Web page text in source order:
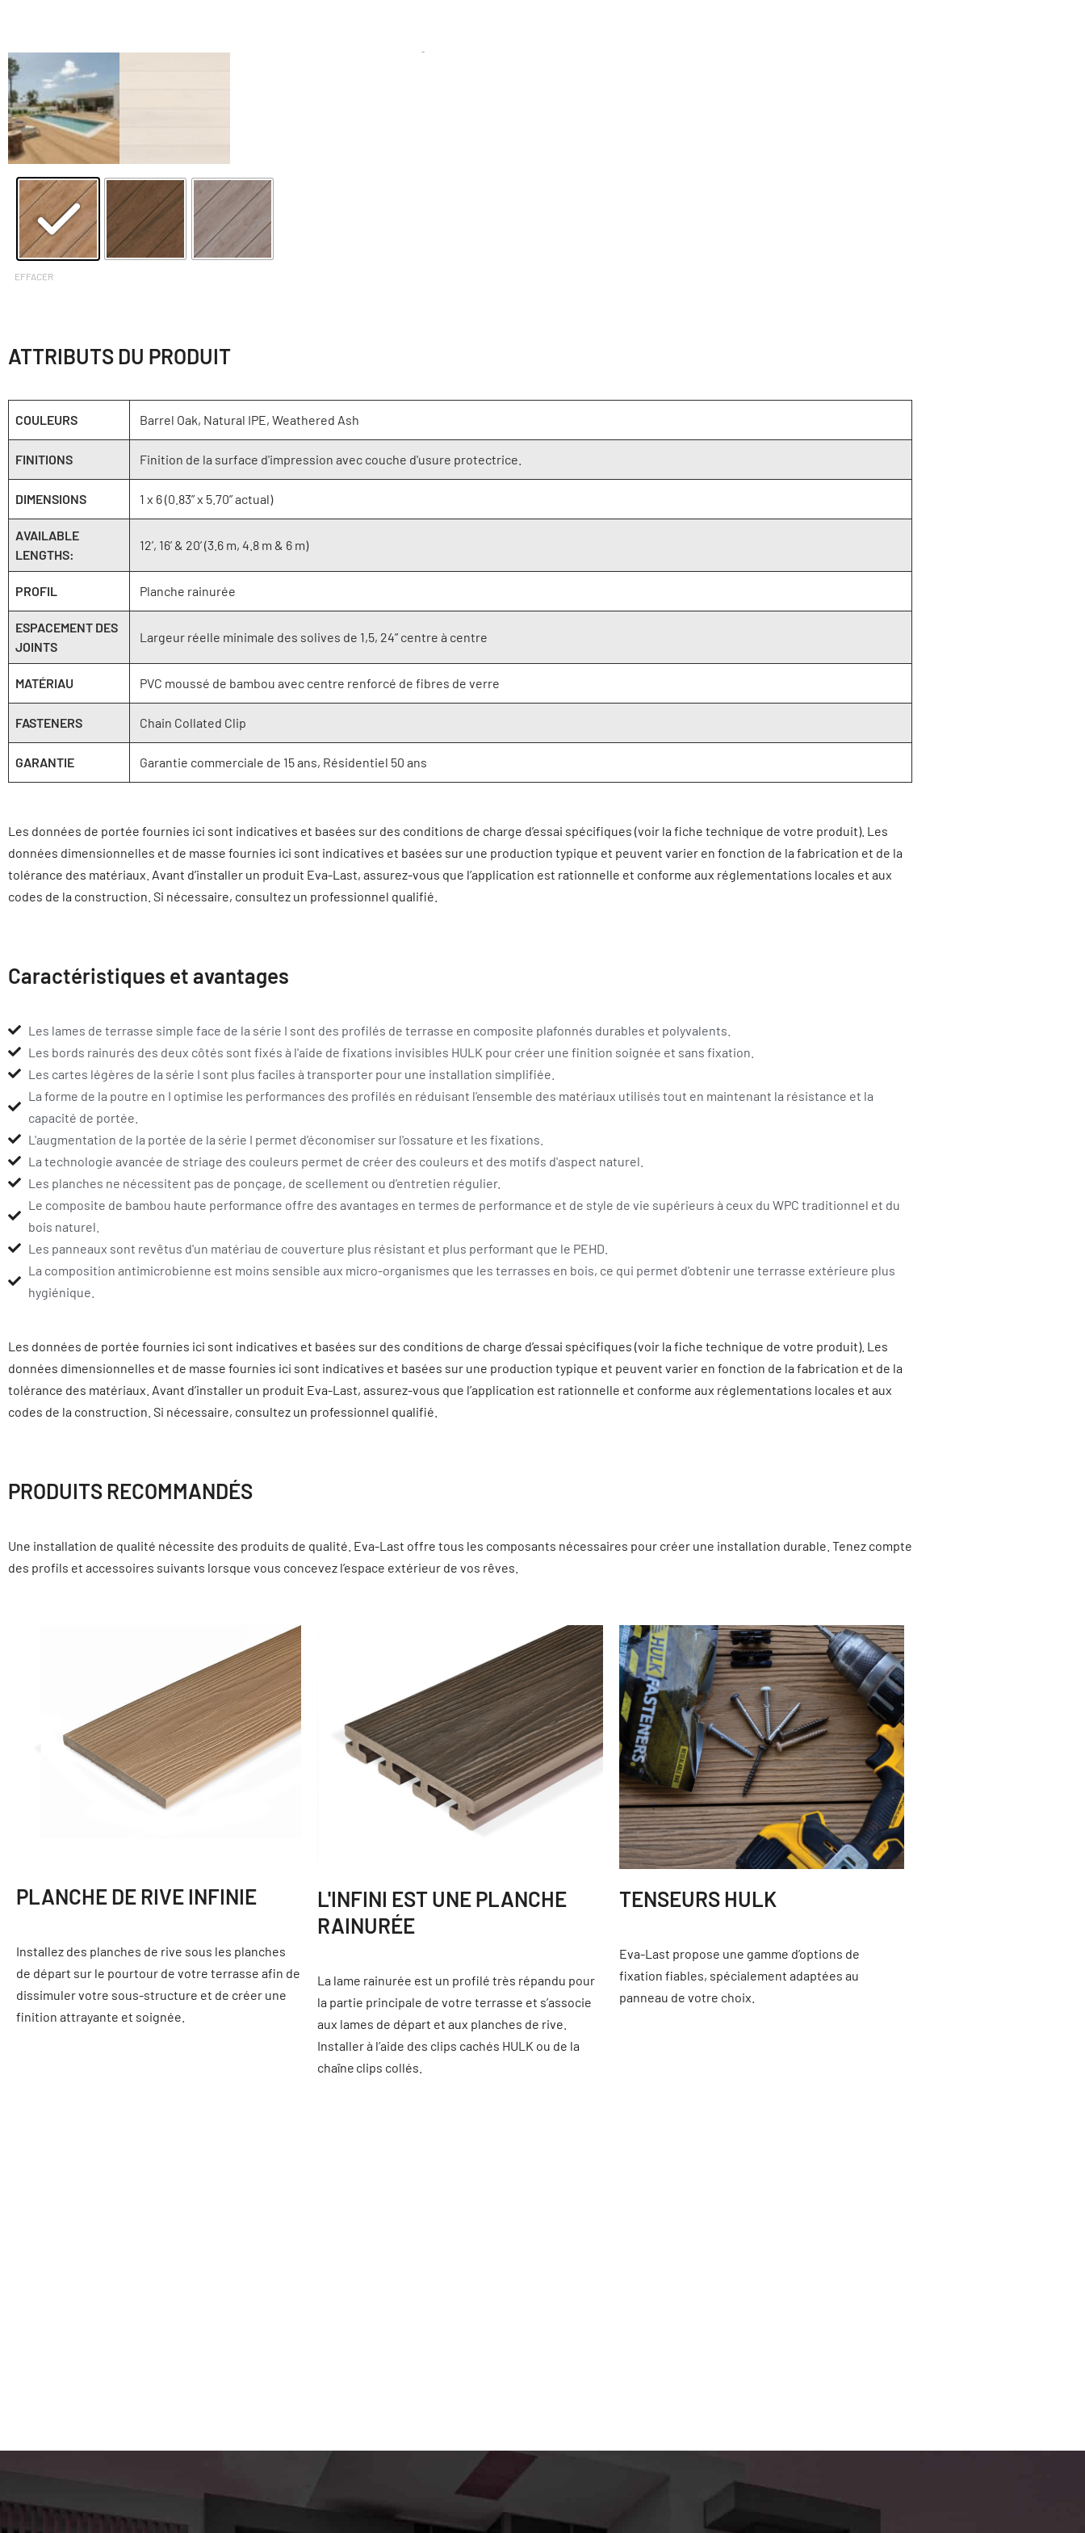
EFFACER
ATTRIBUTS DU PRODUIT
COULEURS Barrel Oak, Natural IPE, Weathered Ash
FINITIONS Finition de la surface d'impression avec couche d'usure protectrice.
DIMENSIONS 1 x 6 (0.83” x 5.70” actual)
AVAILABLE
LENGTHS:
12’, 16’ & 20’ (3.6 m, 4.8 m & 6 m)
PROFIL Planche rainurée
ESPACEMENT DES
JOINTS
Largeur réelle minimale des solives de 1,5, 24” centre à centre
MATÉRIAU PVC moussé de bambou avec centre renforcé de fibres de verre
FASTENERS Chain Collated Clip
GARANTIE Garantie commerciale de 15 ans, Résidentiel 50 ans
Les données de portée fournies ici sont indicatives et basées sur des conditions de charge d’essai spécifiques (voir la fiche technique de votre produit). Les
données dimensionnelles et de masse fournies ici sont indicatives et basées sur une production typique et peuvent varier en fonction de la fabrication et de la
tolérance des matériaux. Avant d’installer un produit Eva-Last, assurez-vous que l’application est rationnelle et conforme aux réglementations locales et aux
codes de la construction. Si nécessaire, consultez un professionnel qualifié.
Caractéristiques et avantages
Les lames de terrasse simple face de la série I sont des profilés de terrasse en composite plafonnés durables et polyvalents.
Les bords rainurés des deux côtés sont fixés à l'aide de fixations invisibles HULK pour créer une finition soignée et sans fixation.
Les cartes légères de la série I sont plus faciles à transporter pour une installation simplifiée.
La forme de la poutre en I optimise les performances des profilés en réduisant l'ensemble des matériaux utilisés tout en maintenant la résistance et la
capacité de portée.
L'augmentation de la portée de la série I permet d'économiser sur l'ossature et les fixations.
La technologie avancée de striage des couleurs permet de créer des couleurs et des motifs d'aspect naturel.
Les planches ne nécessitent pas de ponçage, de scellement ou d'entretien régulier.
Le composite de bambou haute performance offre des avantages en termes de performance et de style de vie supérieurs à ceux du WPC traditionnel et du
bois naturel.
Les panneaux sont revêtus d'un matériau de couverture plus résistant et plus performant que le PEHD.
La composition antimicrobienne est moins sensible aux micro-organismes que les terrasses en bois, ce qui permet d'obtenir une terrasse extérieure plus
hygiénique.
Les données de portée fournies ici sont indicatives et basées sur des conditions de charge d’essai spécifiques (voir la fiche technique de votre produit). Les
données dimensionnelles et de masse fournies ici sont indicatives et basées sur une production typique et peuvent varier en fonction de la fabrication et de la
tolérance des matériaux. Avant d’installer un produit Eva-Last, assurez-vous que l’application est rationnelle et conforme aux réglementations locales et aux
codes de la construction. Si nécessaire, consultez un professionnel qualifié.
PRODUITS RECOMMANDÉS
Une installation de qualité nécessite des produits de qualité. Eva-Last offre tous les composants nécessaires pour créer une installation durable. Tenez compte
des profils et accessoires suivants lorsque vous concevez l’espace extérieur de vos rêves.
PLANCHE DE RIVE INFINIE
Installez des planches de rive sous les planches
de départ sur le pourtour de votre terrasse afin de
dissimuler votre sous-structure et de créer une
finition attrayante et soignée.
L'INFINI EST UNE PLANCHE
RAINURÉE
La lame rainurée est un profilé très répandu pour
la partie principale de votre terrasse et s’associe
aux lames de départ et aux planches de rive.
Installer à l’aide des clips cachés HULK ou de la
chaîne clips collés.
TENSEURS HULK
Eva-Last propose une gamme d’options de
fixation fiables, spécialement adaptées au
panneau de votre choix.